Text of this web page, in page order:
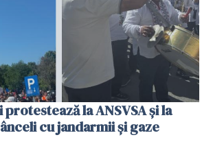
la ANSVSA și la
cu jandarmii și gaze